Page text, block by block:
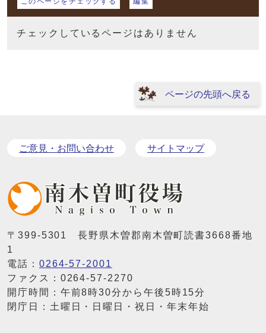
チェックしているページはありません
ページの先頭へ戻る
ご意見・お問い合わせ サイトマップ
〒399-5301 長野県木曽郡南木曽町読書3668番地
1
電話： 0264-57-2001
ファクス：0264-57-2270
開庁時間：午前8時30分から午後5時15分
閉庁日：土曜日・日曜日・祝日・年末年始